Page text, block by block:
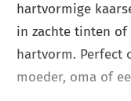
hartvormige
in zachte tinten
hartvorm. Perfect
moeder, oma of